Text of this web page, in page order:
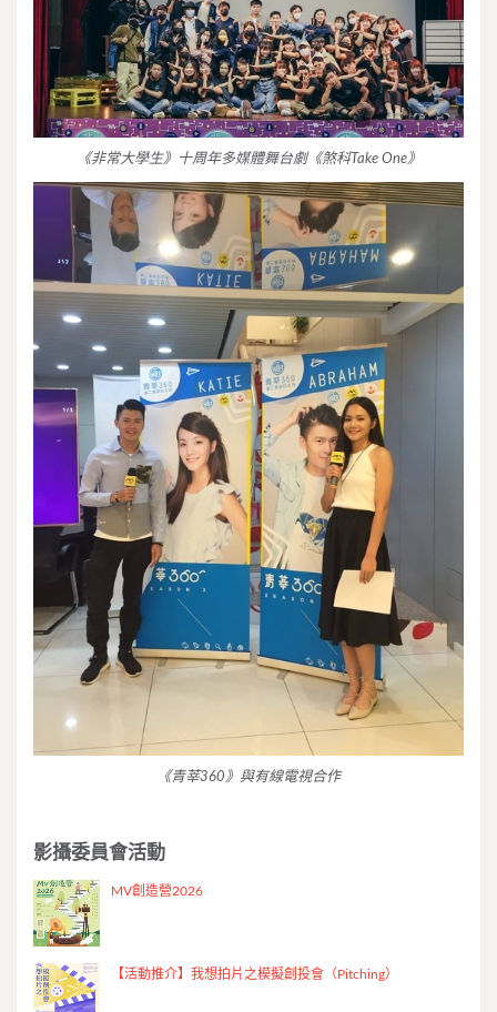
《非常大學生》十周年多媒體舞台劇《煞科Take One》
《青莘360》與有線電視合作
影攝委員會活動
MV創造營2026
【活動推介】我想拍片之模擬創投會（Pitching）